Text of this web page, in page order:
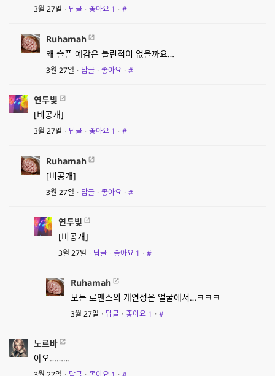
3월 27일 · 답글 · 좋아요 1 · #
Ruhamah
왜 슬픈 예감은 틀린적이 없을까요…
3월 27일 · 답글 · 좋아요 · #
연두빛
[비공개]
3월 27일 · 답글 · 좋아요 1 · #
Ruhamah
[비공개]
3월 27일 · 답글 · 좋아요 · #
연두빛
[비공개]
3월 27일 · 답글 · 좋아요 1 · #
Ruhamah
모든 로맨스의 개연성은 얼굴에서…ㅋㅋㅋ
3월 27일 · 답글 · 좋아요 1 · #
노르바
아오………